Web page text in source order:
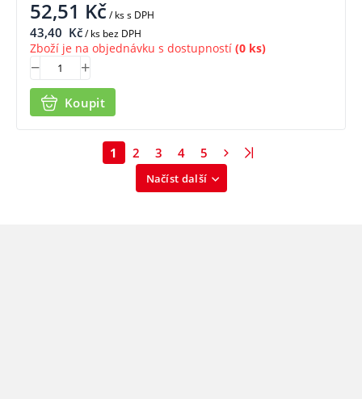
52,51 Kč/ kss DPH
43,40 Kč/ ks bez DPH
Zboží je na objednávku s dostupností (0 ks)
Koupit
Načíst další
1 2 3 4 5